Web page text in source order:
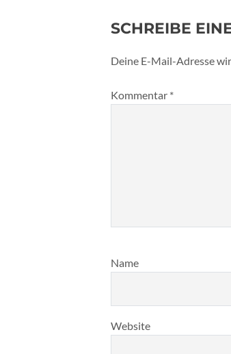
SCHREIBE
Deine E-Mail-Adresse
Kommentar *
Name
Website